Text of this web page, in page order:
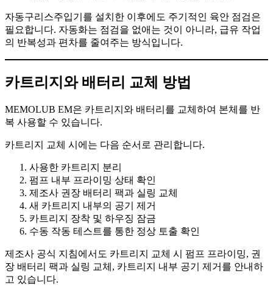
자동구리스주입기를 설치한 이후에도 주기적인 육안 점검은
필요합니다. 자동화는 점검을 없애는 것이 아니라, 급유 작업
의 반복성과 편차를 줄여주는 방식입니다.
카트리지와 배터리 교체 방법
MEMOLUB EM은 카트리지와 배터리를 교체하여 본체를 반
복 사용할 수 있습니다.
카트리지 교체 시에는 다음 순서로 관리합니다.
사용한 카트리지 분리
펌프 내부 프라이밍 상태 확인
제조사 권장 배터리 팩과 실링 교체
새 카트리지 내부의 공기 제거
카트리지 장착 및 하우징 잠금
수동 작동 테스트를 통한 정상 토출 확인
제조사 공식 지침에서도 카트리지 교체 시 펌프 프라이밍, 권
장 배터리 팩과 실링 교체, 카트리지 내부 공기 제거를 안내하
고 있습니다.